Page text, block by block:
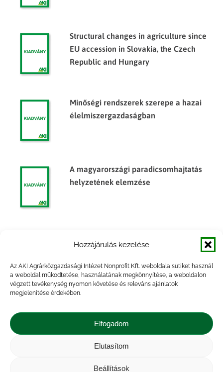
Hozzájárulás kezelése
Az AKI Agrárközgazdasági Intézet Nonprofit Kft. weboldala sütiket használ
a weboldal működtetése, használatának megkönnyítése, a weboldalon
végzett tevékenység nyomon követése és releváns ajánlatok
megjelenítése érdekében.
Elfogadom
Elutasítom
Beállítások
Structural changes in agriculture since
EU accession in Slovakia, the Czech
Republic and Hungary
Minőségi rendszerek szerepe a hazai
élelmiszergazdaságban
A magyarországi paradicsomhajtatás
helyzetének elemzése
élelmiszer-minőségrendszerek és
védjegyek helyzete Magyarországon
vidékfejlesztésben